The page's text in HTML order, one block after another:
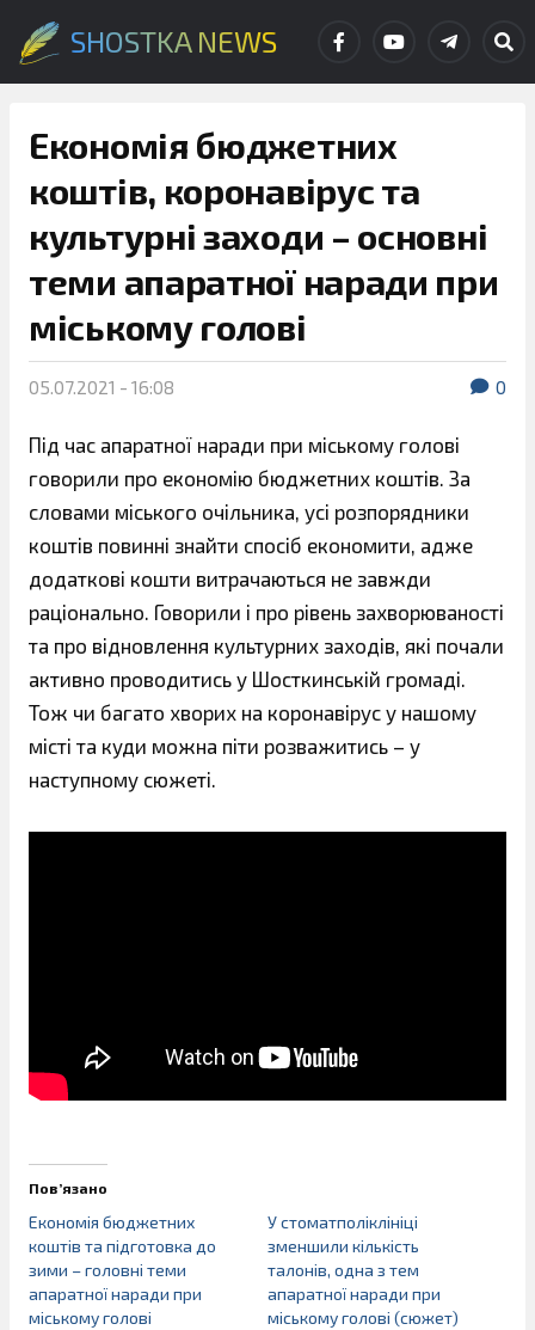
SHOSTKA NEWS
Економія бюджетних
коштів, коронавірус та
культурні заходи – основні
теми апаратної наради при
міському голові
05.07.2021 - 16:08 0
Під час апаратної наради при міському голові
говорили про економію бюджетних коштів. За
словами міського очільника, усі розпорядники
коштів повинні знайти спосіб економити, адже
додаткові кошти витрачаються не завжди
раціонально. Говорили і про рівень захворюваності
та про відновлення культурних заходів, які почали
активно проводитись у Шосткинській громаді.
Тож чи багато хворих на коронавірус у нашому
місті та куди можна піти розважитись – у
наступному сюжеті.
Пов’язано
Економія бюджетних
коштів та підготовка до
зими – головні теми
апаратної наради при
міському голові
У стоматполіклініці
зменшили кількість
талонів, одна з тем
апаратної наради при
міському голові (cюжет)